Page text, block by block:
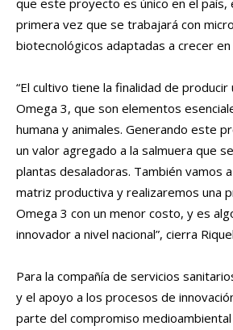
que este proyecto es único en el país,
primera vez que se trabajará con
biotecnológicos adaptadas a crecer en
“El cultivo tiene la finalidad de
Omega 3, que son elementos
humana y animales. Generando este
un valor agregado a la salmuera que
plantas desaladoras. También vamos
matriz productiva y realizaremos una
Omega 3 con un menor costo, y es
innovador a nivel nacional”, cierra
Para la compañía de servicios
y el apoyo a los procesos de
parte del compromiso